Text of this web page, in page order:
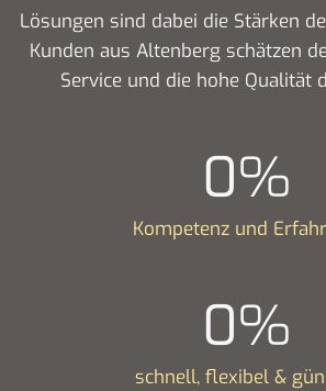
Lösungen sind dabei die Stärken
Kunden aus Altenberg schätzen
Service und die hohe Qualität
0%
Kompetenz und
0%
schnell, flexibel &